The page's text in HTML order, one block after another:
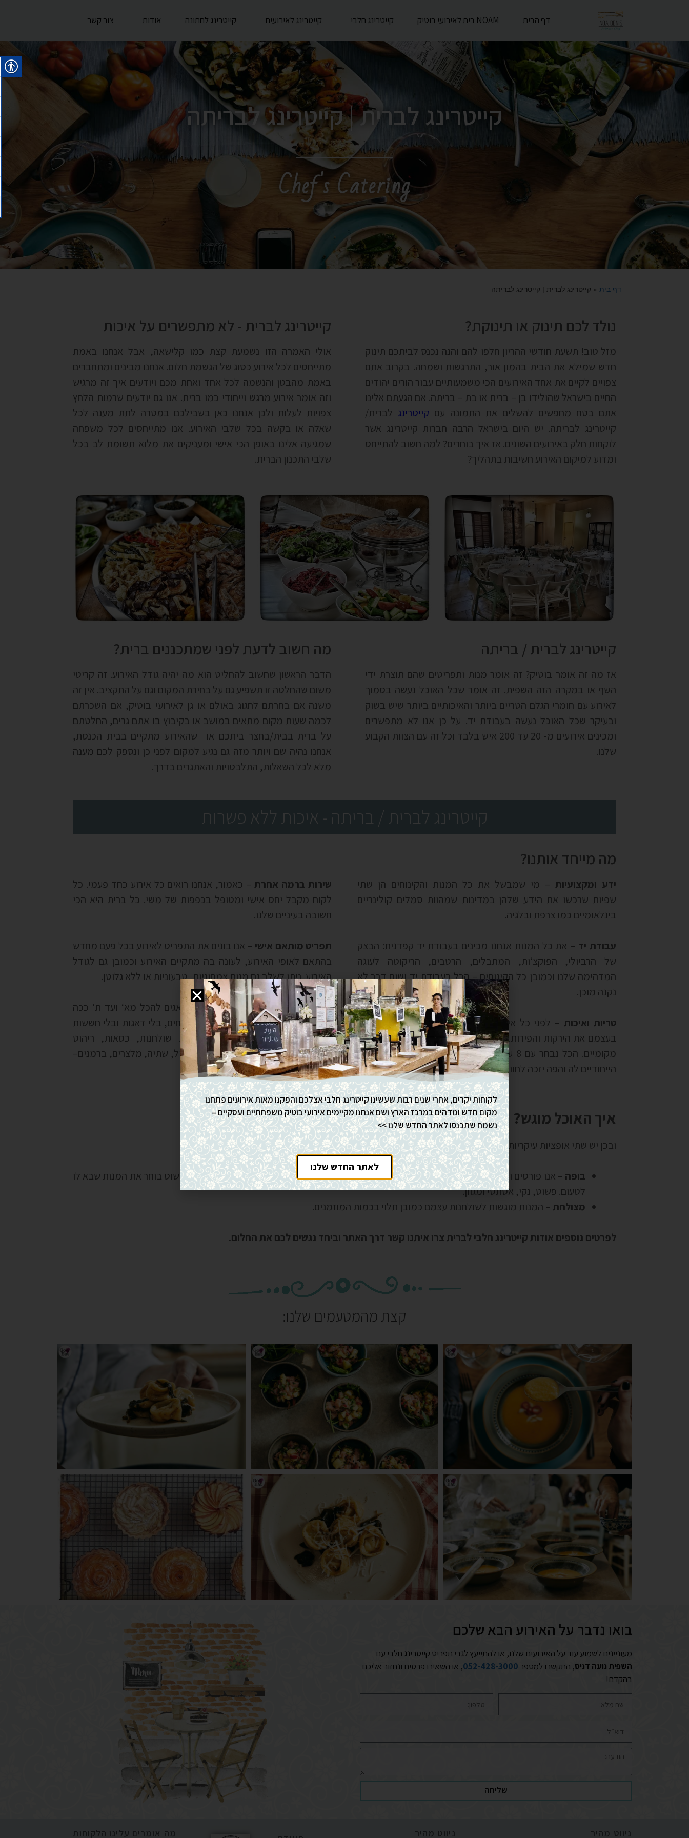
דף הבית NOAM בית לאירועי בוטיק קייטרינג חלבי קייטרינג לאירועים קייטרינג לחתונה אודות צור קשר
קייטרינג לברית | קייטרינג לבריתה
Chef's Catering
דף בית » קייטרינג לברית | קייטרינג לבריתה
נולד לכם תינוק או תינוקת?
מזל טוב! תשעת חודשי ההריון חלפו להם והנה נכנס לביתכם תינוק
חדש שמילא את הבית בהמון אור, התרגשות ושמחה. בקרוב אתם
צפויים לקיים את אחד האירועים הכי משמעותיים עבור הורים יהודים
החיים בישראל שהולידו בן – ברית או בת – בריתה. אם הגעתם אלינו
אתם בטח מחפשים להשלים את התמונה עם קייטרינג לברית/
קייטרינג לבריתה. יש היום בישראל הרבה חברות קייטרינג אשר
לוקחות חלק באירועים השונים. אז איך בוחרים? למה חשוב להתייחס
ומדוע למיקום האירוע חשיבות בתהליך?
קייטרינג לברית - לא מתפשרים על איכות
אולי האמרה הזו נשמעת קצת כמו קלישאה, אבל אנחנו באמת
מתייחסים לכל אירוע כסוג של הגשמת חלום. אנחנו מבינים ומתחברים
באמת מהבטן והנשמה לכל אחד ואחת מכם ויודעים איך זה מרגיש
וזה אומר אירוע מרגש וייחודי כמו ברית. אנו גם יודעים שרמות הלחץ
צפויות לעלות ולכן אנחנו כאן בשבילכם במטרה לתת מענה לכל
שאלה או בקשה בכל שלבי האירוע. אנו מתייחסים לכל משפחה
שמגיעה אלינו באופן הכי אישי ומעניקים את מלוא תשומת לב בכל
שלבי התכנון הברית.
קייטרינג לברית / בריתה
אז מה זה אומר בוטיק? זה אומר מנות ותפריטים שהם תוצרת ידי
השף או במקרה הזה השפית. זה אומר שכל האוכל נעשה בסמוך
לאירוע עם חומרי הגלם הטריים ביותר והאיכותיים ביותר שיש בשוק
ובעיקר שכל האוכל נעשה בעבודת יד. על כן אנו לא מתפשרים
ומכינים אירועים מ- 20 עד 200 איש בלבד וכל זה עם הצוות הקבוע
שלנו.
מה חשוב לדעת לפני שמתכננים ברית?
הדבר הראשון שחשוב להחליט הוא מה יהיה גודל האירוע. זה קריטי
משום שהחלטה זו תשפיע גם על בחירת המקום וגם על התקציב. אין זה
משנה אם בחרתם לחגוג באולם או גן לאירועי בוטיק, אם השכרתם
לכמה שעות מקום מתאים במושב או בקיבוץ בו אתם גרים, החלטתם
על ברית בבית/בחצר ביתכם או שהאירוע מתקיים בבית הכנסת,
אנחנו נהיה שם ויותר מזה גם נגיע למקום לפני כן ונספק לכם מענה
מלא לכל השאלות, התלבטויות והאתגרים בדרך.
קייטרינג לברית / בריתה - איכות ללא פשרות
מה מייחד אותנו?
ידע ומקצועיות – מי שמבשל את כל המנות והקינוחים הן שתי
שפיות שרכשו את הידע שלהן במדינות שמהוות סמלים קולינריים
בינלאומיים כמו צרפת ובלגיה.
עבודת יד – את כל המנות אנחנו מכינים בעבודת יד קפדנית: הבצק
של הרביולי, הפוקצ‘ות, המתבלים, הרטבים, הריקוטה לעוגה
המדהימה שלנו וכמובן כל הקינוחים – הכל בעבודת יד ושום דבר לא
נקנה מוכן.
טריות ואיכות – לפני כל אירוע אנחנו מגיעים אל ירקנים שמגדלים
בעצמם את הירקות והפירות. את יינות הבוטיק אנחנו רוכשים מיקבים
מקומיים. הכל נבחר עם 8 עיניים כדי שכל מנה תקבל את הטעמים
הייחודיים לה והפה יזכה לחוויה קולינרית מדהימה.
שירות ברמה אחרת – כאמור, אנחנו רואים כל אירוע כחד פעמי. כל
לקוח מקבל יחס אישי ומטופל בכפפות של משי. כל ברית היא הכי
חשובה בעיניים שלנו.
תפריט מותאם אישי – אנו בונים את התפריט לאירוע בכל פעם מחדש
בהתאם לאופי האירוע, לעונה בה מתקיים האירוע וכמובן גם לגודל
האירוע. ניתן לשלב גם מנות צמחוניות, טבעוניות או ללא גלוטן.
זה הרבה מעבר לקייטרינג– אנחנו דואגים להכל מא‘ ועד ת‘ ככה
שאתם מגיעים לברית כמו כל שאר האורחים, בלי דאגות ובלי חששות
לגבי כל מה שקשור לאירוח והאוכל. שולחנות, כסאות, ריהוט
אלטרנטיבי, כלים, מפות, מפיות, אלכוהול, שתיה, מלצרים, ברמנים–
כל השירותים תחת קורת גג אחת.
איך האוכל מוגש?
ובכן יש שתי אופציות עיקריות עליהן אנו ממליצים באירוע כמו ברית משפחתית:
בופה – אנו פורסים ומעצבים עבור האורחים ועבורכם שולחן מרשים ועליו האוכל מוגש. כל אורח לוקח צלחת ופשוט בוחר את המנות שבא לו
לטעום. פשוט, נקי, אסתטי ומגוון.
מצולחת – המנות מוגשות לשולחנות עצמם כמובן תלוי בכמות המוזמנים.
לפרטים נוספים אודות קייטרינג חלבי לברית צרו איתנו קשר דרך האתר וביחד נגשים לכם את החלום.
קצת מהמטעמים שלנו:
בואו נדבר על האירוע הבא שלכם
מעוניינים לשמוע עוד על האירועים שלנו, או להתייעץ לגבי תפריט קייטרינג חלבי עם
השפית נועה דניס, התקשרו למספר 052-428-3000, או השאירו פרטים ונחזור אליכם
בהקדם!
שליחה
ניווט מהיר ניווט מהיר מה אומרים עלינו הלקוחות
לקוחות יקרים, אחרי שנים רבות שעשינו קייטרינג חלבי אצלכם והפקנו מאות אירועים פתחנו
מקום חדש ומדהים במרכז הארץ ושם אנחנו מקיימים אירועי בוטיק משפחתיים ועסקיים –
נשמח שתכנסו לאתר החדש שלנו >>
לאתר החדש שלנו